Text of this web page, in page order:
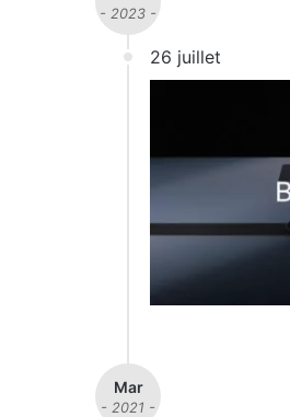
- 2023 -
26 juillet
Mar
- 2021 -